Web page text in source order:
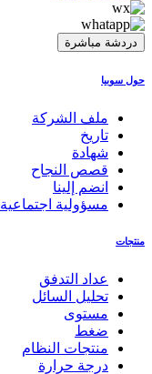
دردشة مباشرة
حول سوبيا
ملف الشركة
تاريخ
شهادة
قصص النجاح
انضم إلينا
مسؤولية اجتماعية
منتجات
عداد التدفق
تحليل السائل
مستوى
ضغط
منتجات النظام
درجة حرارة